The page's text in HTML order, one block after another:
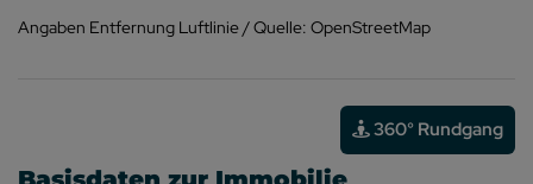
Angaben Entfernung Luftlinie / Quelle: OpenStreetMap
360° Rundgang